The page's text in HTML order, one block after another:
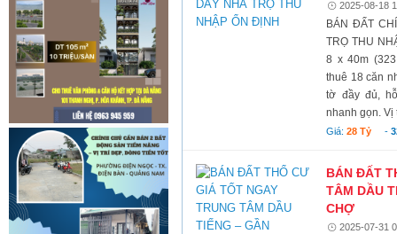
2025-08-18
BÁN ĐẤT
TRỌ THU
8 x 40m
thuê 18 căn
tờ đầy đủ,
nhanh gọn. Vị
Giá:28 Tỷ -
BÁN ĐẤT
TÂM DẦU
CHỢ
2025-07-31